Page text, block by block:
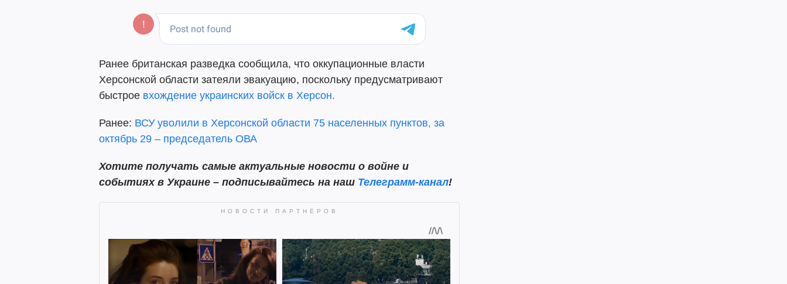
Ранее британская разведка сообщила, что оккупационные власти
Херсонской области затеяли эвакуацию, поскольку предусматривают
быстрое вхождение украинских войск в Херсон.
Ранее: ВСУ уволили в Херсонской области 75 населенных пунктов, за
октябрь 29 – председатель ОВА
Хотите получать самые актуальные новости о войне и
событиях в Украине – подписывайтесь на наш Телеграмм-канал!